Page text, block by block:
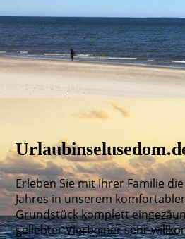
Erleben Sie mit Ihrer Familie
Jahres in unserem
Grundstück komplett
geliebter Vierbeiner sehr